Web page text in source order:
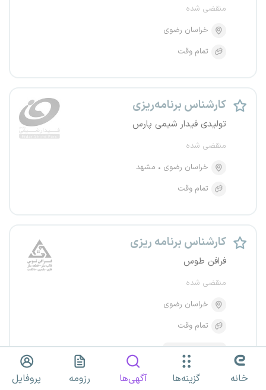
منقضی شده
خراسان رضوی
تمام وقت
کارشناس برنامه‌ریزی
تولیدی فیدار شیمی پارس
منقضی شده
خراسان رضوی
مشهد
تمام وقت
کارشناس برنامه ریزی
فرافن طوس
منقضی شده
خراسان رضوی
تمام وقت
امریه سربازی
خانه گزینه‌ها آگهی‌ها رزومه پروفایل